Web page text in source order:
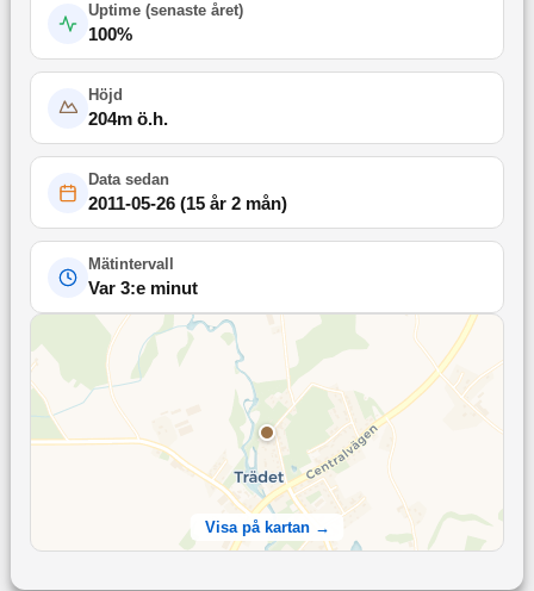
Uptime (senaste året)
100%
Höjd
204m ö.h.
Data sedan
2011-05-26(15 år 2 mån)
Mätintervall
Var 3:e minut
Visa på kartan →